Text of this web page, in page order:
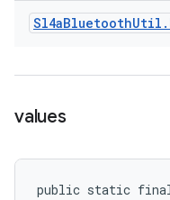
Sl4aBluetoothUtil .
values
public static